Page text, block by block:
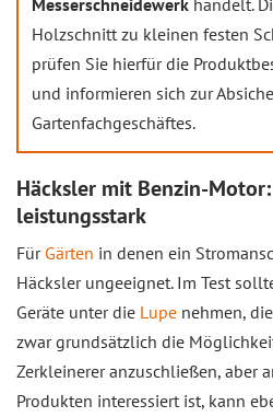
Holzschnitt zu kleinen festen
prüfen Sie hierfür die
und informieren sich zur
Gartenfachgeschäftes.
Häcksler mit Benzin-
leistungsstark
Für Gärten in denen ein
Häcksler ungeeignet. Im Test
Geräte unter die Lupe nehmen,
zwar grundsätzlich die
Zerkleinerer anzuschließen, aber
Produkten interessiert ist, kann